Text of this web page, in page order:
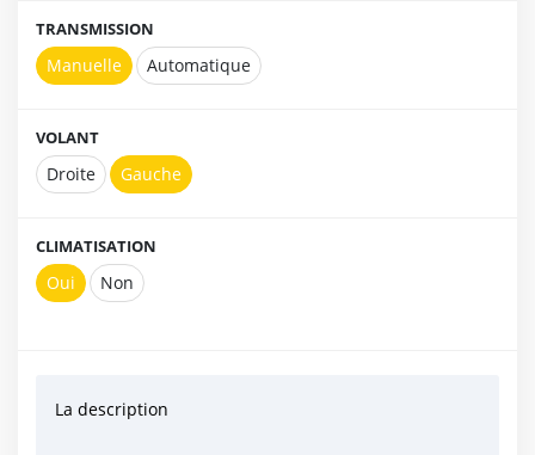
TRANSMISSION
Manuelle Automatique
VOLANT
Droite Gauche
CLIMATISATION
Oui Non
La description